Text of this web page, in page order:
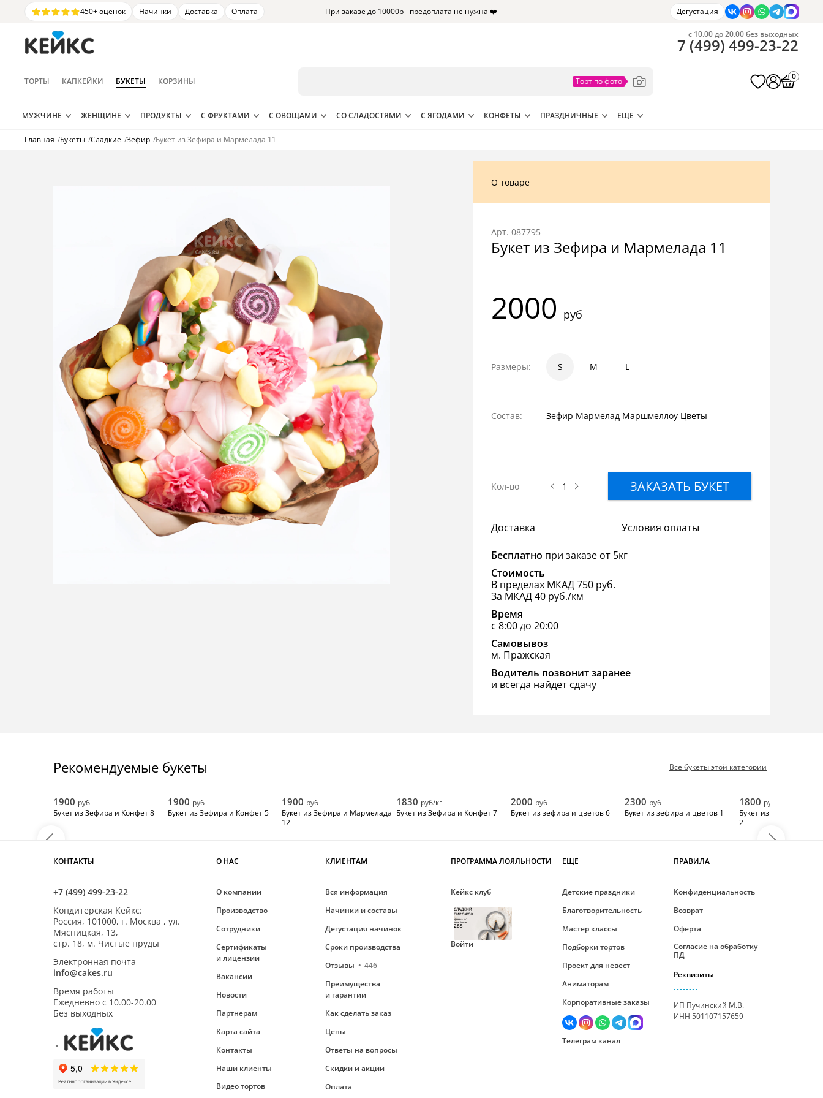
450+ оценок Начинки Доставка Оплата При заказе до 10000р - предоплата не нужна ❤️ Дегустация
ТОРТЫ КАПКЕЙКИ БУКЕТЫ КОРЗИНЫ
с 10.00 до 20.00 без выходных
7 (499) 499-23-22
0
МУЖЧИНЕ ЖЕНЩИНЕ ПРОДУКТЫ С ФРУКТАМИ С ОВОЩАМИ СО СЛАДОСТЯМИ С ЯГОДАМИ КОНФЕТЫ ПРАЗДНИЧНЫЕ ЕЩЕ
Главная /Букеты /Сладкие /Зефир /Букет из Зефира и Мармелада 11
О товаре
Арт. 087795
Букет из Зефира и Мармелада 11
2000 руб
Размеры: S
1 M
1.5 L
2
Состав: Зефир Мармелад Маршмеллоу Цветы
Кол-во ЗАКАЗАТЬ БУКЕТ
Доставка Условия оплаты
Бесплатно при заказе от 5кг
Стоимость
В пределах МКАД 750 руб.
За МКАД 40 руб./км
Время
с 8:00 до 20:00
Самовывоз
м. Пражская
Водитель позвонит заранее
и всегда найдет сдачу
Рекомендуемые букеты Все букеты этой категории
1900 руб
Букет из Зефира и Конфет 8
1900 руб
Букет из Зефира и Конфет 5
1900 руб
Букет из Зефира и Мармелада
12
1830 руб/кг
Букет из Зефира и Конфет 7
2000 руб
Букет из зефира и цветов 6
2300 руб
Букет из зефира и цветов 1
1800 руб
Букет из Зефира и
2
КОНТАКТЫ
+7 (499) 499-23-22
Кондитерская Кейкс:
Россия, 101000, г. Москва , ул.
Мясницкая, 13,
стр. 18, м. Чистые пруды
Электронная почта
info@cakes.ru
Время работы
Ежедневно с 10.00-20.00
Без выходных
О НАС
О компании
Производство
Сотрудники
Сертификаты
и лицензии
Вакансии
Новости
Партнерам
Карта сайта
Контакты
Наши клиенты
Видео тортов
КЛИЕНТАМ
Вся информация
Начинки и составы
Дегустация начинок
Сроки производства
Отзывы
446
Преимущества
и гарантии
Как сделать заказ
Цены
Ответы на вопросы
Скидки и акции
Оплата
ПРОГРАММА ЛОЯЛЬНОСТИ
Кейкс клуб
СЛАДКИЙ
ПИРОЖОК
Уровень №1
Ваши бонусы
285
Войти
ЕЩЕ
Детские праздники
Благотворительность
Мастер классы
Подборки тортов
Проект для невест
Аниматорам
Корпоративные заказы
Телеграм канал
ПРАВИЛА
Конфиденциальность
Возврат
Оферта
Согласие на обработку
ПД
Реквизиты
ИП Пучинский М.В.
ИНН 501107157659